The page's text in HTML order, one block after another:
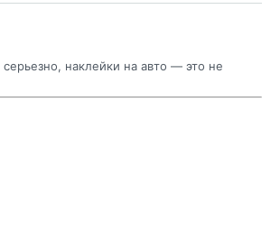
наклейки на авто — это не